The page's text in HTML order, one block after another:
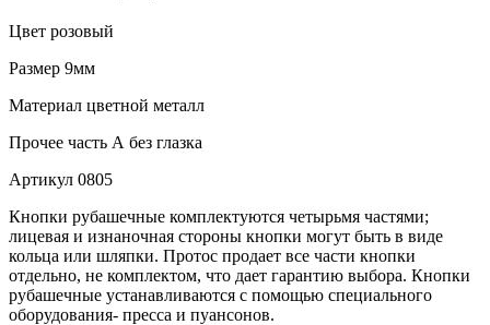
Цвет розовый
Размер 9мм
Материал цветной металл
Прочее часть А без глазка
Артикул 0805
Кнопки рубашечные комплектуются четырьмя частями;
лицевая и изнаночная стороны кнопки могут быть в виде
кольца или шляпки. Протос продает все части кнопки
отдельно, не комплектом, что дает гарантию выбора. Кнопки
рубашечные устанавливаются с помощью специального
оборудования- пресса и пуансонов.